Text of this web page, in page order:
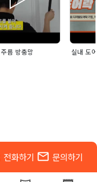
주름 방충망 실내 도
전화하기 email 문의하기